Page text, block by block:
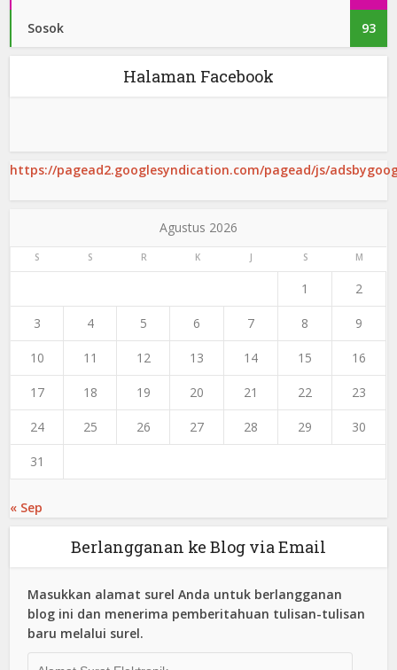
Sosok 93
Halaman Facebook
https://pagead2.googlesyndication.com/pagead/js/
Agustus 2026
S S R K J S M
1 2
3 4 5 6 7 8 9
10 11 12 13 14 15 16
17 18 19 20 21 22 23
24 25 26 27 28 29 30
31
« Sep
Berlangganan ke Blog via Email
Masukkan alamat surel Anda untuk berlangganan
blog ini dan menerima pemberitahuan tulisan-tulisan
baru melalui surel.